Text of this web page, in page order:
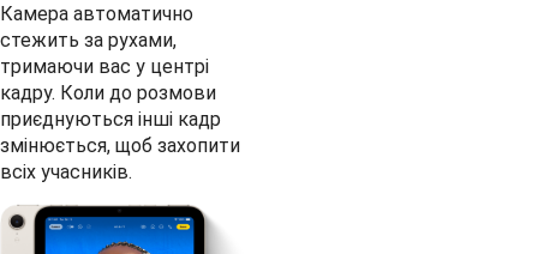
Камера автоматично
стежить за рухами,
тримаючи вас у центрі
кадру. Коли до розмови
приєднуються інші кадр
змінюється, щоб захопити
всіх учасників.